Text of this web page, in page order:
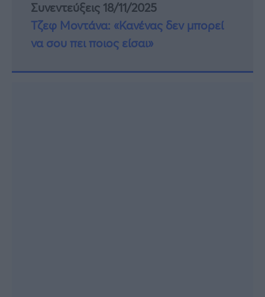
Συνεντεύξεις 18/11/2025
Τζεφ Μοντάνα: «Κανένας δεν μπορεί
να σου πει ποιος είσαι»